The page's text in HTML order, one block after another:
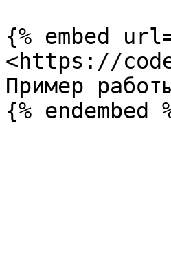
{% embed
<https://
Пример